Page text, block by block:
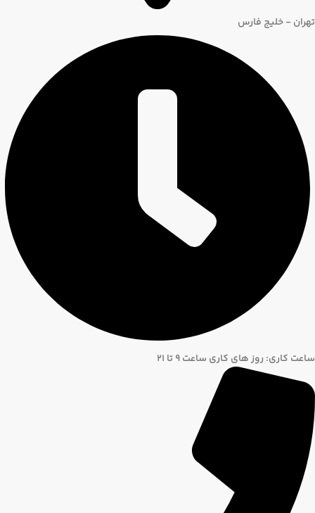
تهران - خلیج فارس
ساعت کاری: روز های کاری ساعت ۹ تا ۲۱